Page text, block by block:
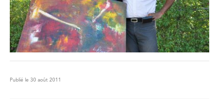
Publié le 30 août 2011